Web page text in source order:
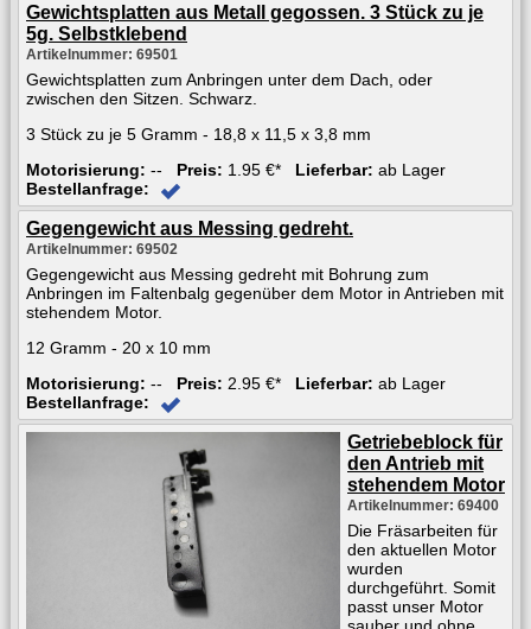
Gewichtsplatten aus Metall gegossen. 3 Stück zu je
5g. Selbstklebend
Artikelnummer: 69501
Gewichtsplatten zum Anbringen unter dem Dach, oder
zwischen den Sitzen. Schwarz.
3 Stück zu je 5 Gramm - 18,8 x 11,5 x 3,8 mm
Motorisierung: -- Preis: 1.95 €* Lieferbar: ab Lager
Bestellanfrage:
Gegengewicht aus Messing gedreht.
Artikelnummer: 69502
Gegengewicht aus Messing gedreht mit Bohrung zum
Anbringen im Faltenbalg gegenüber dem Motor in Antrieben mit
stehendem Motor.
12 Gramm - 20 x 10 mm
Motorisierung: -- Preis: 2.95 €* Lieferbar: ab Lager
Bestellanfrage:
Getriebeblock für
den Antrieb mit
stehendem Motor
Artikelnummer: 69400
Die Fräsarbeiten für
den aktuellen Motor
wurden
durchgeführt. Somit
passt unser Motor
sauber und ohne